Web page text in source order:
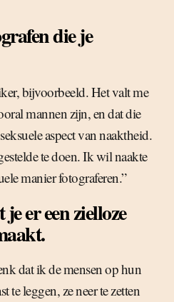
die je
bijvoorbeeld. Het valt me
mannen zijn, en dat die
aspect van naaktheid.
te doen. Ik wil naakte
manier fotograferen.”
er een zielloze
dat ik de mensen op hun
te leggen, ze neer te zetten